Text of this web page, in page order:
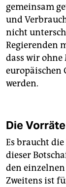
gemeinsam
und
nicht
Regierenden
dass wir
europäischen
werden.
Die
Es braucht
dieser
den
Zweitens ist